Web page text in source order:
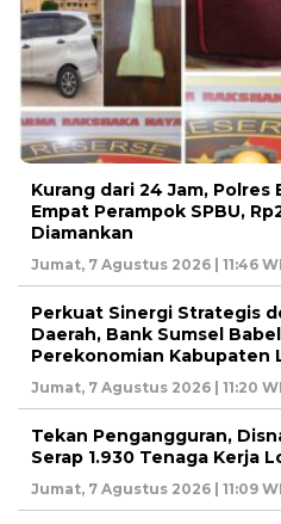
Kurang dari 24 Jam, Polres
Empat Perampok SPBU,
Diamankan
Jumat, 7 Agustus 2026 | 11:46
Perkuat Sinergi Strategis
Daerah, Bank Sumsel
Perekonomian Kabupaten
Jumat, 7 Agustus 2026 | 11:20
Tekan Pengangguran,
Serap 1.930 Tenaga Kerja
Jumat, 7 Agustus 2026 | 11:09